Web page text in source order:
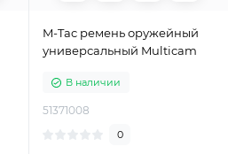
M-Tac ремень оружейный
универсальный Multicam
В наличии
51371008
0